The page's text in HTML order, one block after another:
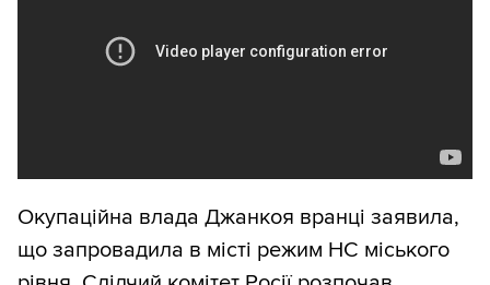
Окупаційна влада Джанкоя вранці заявила,
що запровадила в місті режим НС міського